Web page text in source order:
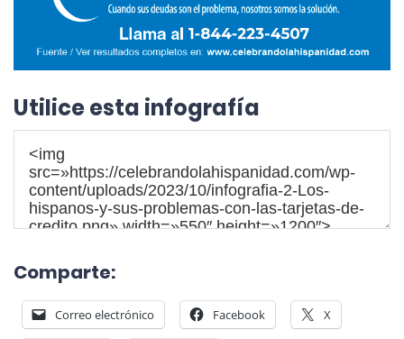
Utilice esta infografía
Comparte:
Correo electrónico Facebook X